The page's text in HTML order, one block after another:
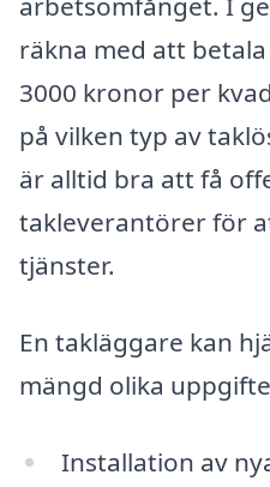
räkna med att
3000 kronor per
på vilken typ av
är alltid bra att få
takleverantörer för
tjänster.
En takläggare kan
mängd olika
Installation av